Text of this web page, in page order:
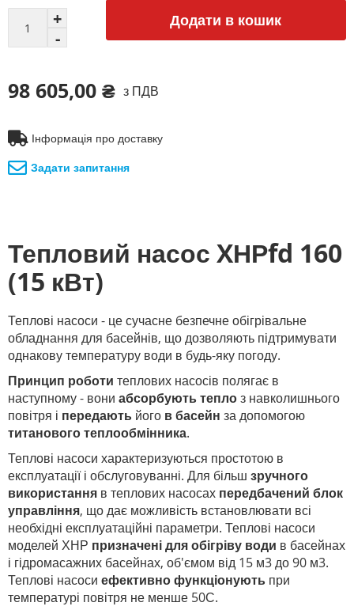
Додати в кошик
98 605,00 ₴ з ПДВ
Інформація про доставку
Задати запитання
Тепловий насос XНРfd 160
(15 кВт)
Теплові насоси - це сучасне безпечне обігрівальне
обладнання для басейнів, що дозволяють підтримувати
однакову температуру води в будь-яку погоду.
Принцип роботи теплових насосів полягає в
наступному - вони абсорбують теплоз навколишнього
повітря і передають його в басейн за допомогою
титанового теплообмінника.
Теплові насоси характеризуються простотою в
експлуатації і обслуговуванні. Для більш зручного
використання в теплових насосах передбачений блок
управління, що дає можливість встановлювати всі
необхідні експлуатаційні параметри. Теплові насоси
моделей ХНР призначені для обігріву води в басейнах
і гідромасажних басейнах, об'ємом від 15 м3 до 90 м3.
Теплові насоси ефективно функціонують при
температурі повітря не менше 50С.